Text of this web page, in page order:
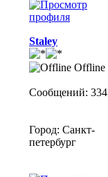
Staley
Offline
Сообщений: 334
Город: Санкт-
петербург